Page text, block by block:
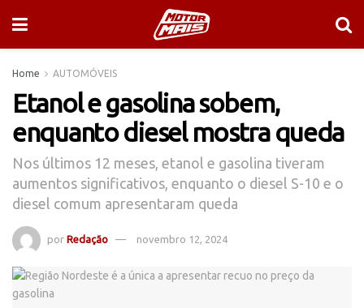
Home AUTOMÓVEIS
Etanol e gasolina sobem,
enquanto diesel mostra queda
Nos últimos 12 meses, etanol e gasolina tiveram
aumentos significativos, enquanto o diesel S-10 e o
diesel comum apresentaram queda
por Redação novembro 12, 2024